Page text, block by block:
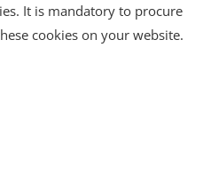
It is mandatory to procure
cookies on your website.